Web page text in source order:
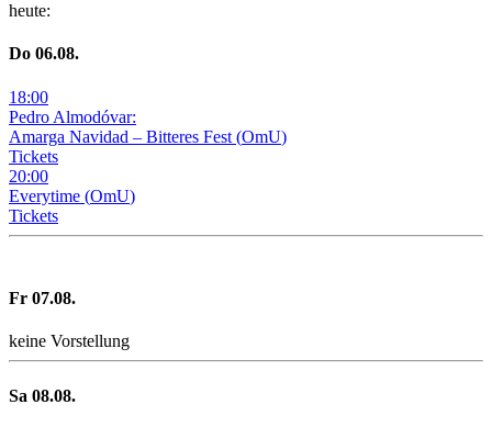
heute:
Do 06.08.
18:00
Pedro Almodóvar:
Amarga Navidad – Bitteres Fest (OmU)
Tickets
20:00
Everytime (OmU)
Tickets
Fr 07.08.
keine Vorstellung
Sa 08.08.